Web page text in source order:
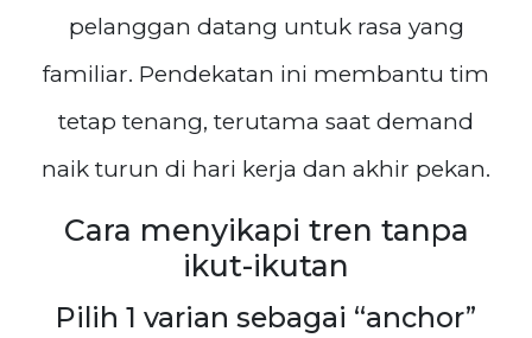
pelanggan datang untuk rasa yang
familiar. Pendekatan ini membantu tim
tetap tenang, terutama saat demand
naik turun di hari kerja dan akhir pekan.
Cara menyikapi tren tanpa
ikut-ikutan
Pilih 1 varian sebagai “anchor”